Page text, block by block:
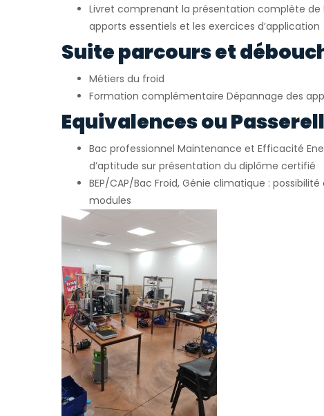
Livret comprenant la présentation complète
apports essentiels et les exercices d’application
Suite parcours et
Métiers du froid
Formation complémentaire Dépannage des
Equivalences ou
Bac professionnel Maintenance et Efficacité
d’aptitude sur présentation du diplôme certifié
BEP/CAP/Bac Froid, Génie climatique :
modules